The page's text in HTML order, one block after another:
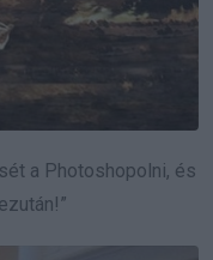
a Photoshopolni, és